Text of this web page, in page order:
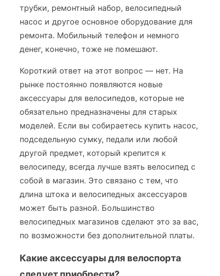
трубки, ремонтный набор, велосипедный
насос и другое основное оборудование для
ремонта. Мобильный телефон и немного
денег, конечно, тоже не помешают.
Короткий ответ на этот вопрос — нет. На
рынке постоянно появляются новые
аксессуары для велосипедов, которые не
обязательно предназначены для старых
моделей. Если вы собираетесь купить насос,
подседельную сумку, педали или любой
другой предмет, который крепится к
велосипеду, всегда лучше взять велосипед с
собой в магазин. Это связано с тем, что
длина штока и велосипедных аксессуаров
может быть разной. Большинство
велосипедных магазинов сделают это за вас,
по возможности без дополнительной платы.
Какие аксессуары для велоспорта